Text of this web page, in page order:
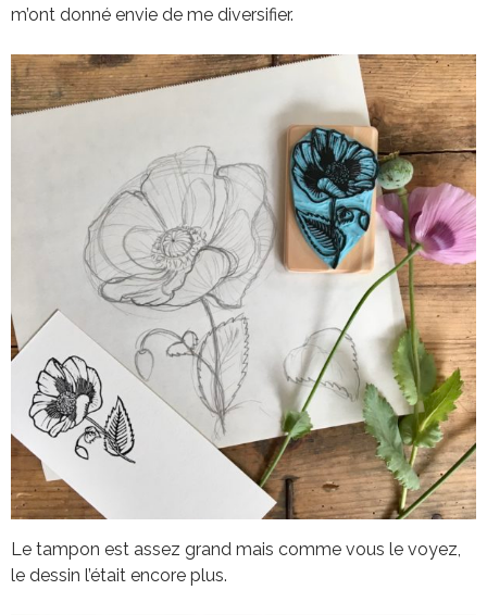
m’ont donné envie de me diversifier.
Le tampon est assez grand mais comme vous le voyez,
le dessin l’était encore plus.